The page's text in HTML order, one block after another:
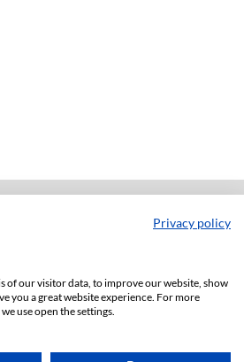
Privacy policy
of our visitor data, to improve our website, show
you a great website experience. For more
use open the settings.
Folia Iuridica
Press (website)